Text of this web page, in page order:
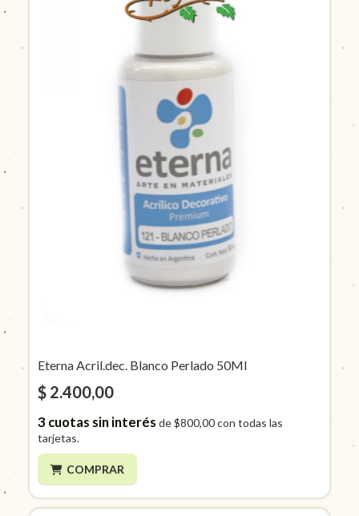
Eterna Acril.dec. Blanco Perlado 50Ml
$ 2.400,00
3cuotas sin interés de$800,00con todas las
tarjetas.
COMPRAR